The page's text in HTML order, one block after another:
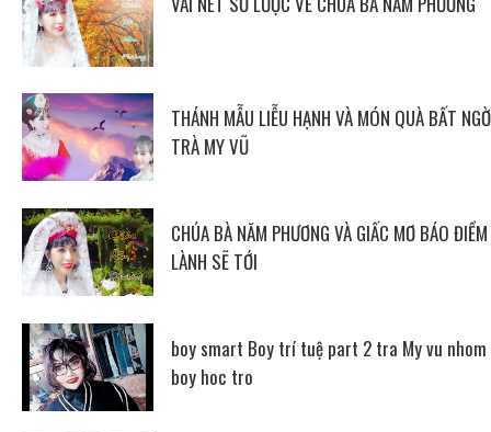
THÁNH MẪU LIỄU HẠNH VÀ MÓN QUÀ BẤT
TRÀ MY VŨ
CHÚA BÀ NĂM PHƯƠNG VÀ GIẤC MƠ BÁO ĐIỀM
LÀNH SẼ TỚI
boy smart Boy trí tuệ part 2 tra My vu nhom
boy hoc tro